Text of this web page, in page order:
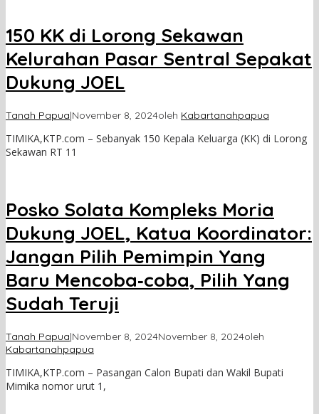
150 KK di Lorong Sekawan
Kelurahan Pasar Sentral Sepakat
Dukung JOEL
Tanah Papua|November 8, 2024oleh Kabartanahpapua
TIMIKA,KTP.com – Sebanyak 150 Kepala Keluarga (KK) di Lorong
Sekawan RT 11
Posko Solata Kompleks Moria
Dukung JOEL, Katua Koordinator:
Jangan Pilih Pemimpin Yang
Baru Mencoba‐coba, Pilih Yang
Sudah Teruji
Tanah Papua|November 8, 2024November 8, 2024oleh
Kabartanahpapua
TIMIKA,KTP.com – Pasangan Calon Bupati dan Wakil Bupati
Mimika nomor urut 1,